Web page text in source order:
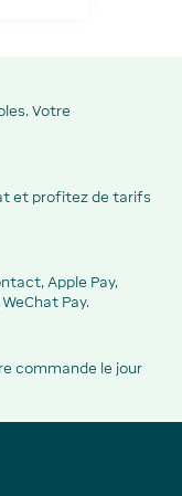
Votre
et profitez de tarifs
Apple Pay,
Pay.
commande le jour